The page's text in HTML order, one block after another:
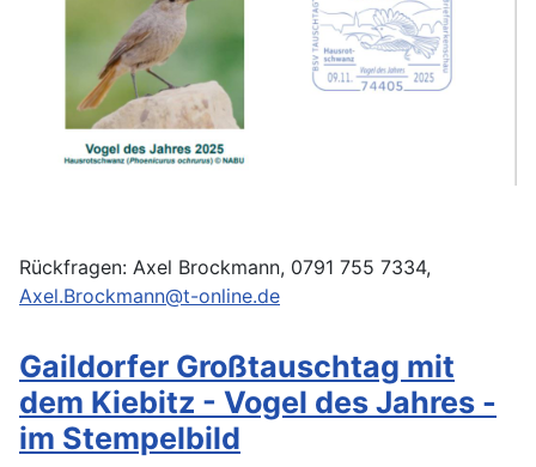
Rückfragen: Axel Brockmann, 0791 755 7334,
Axel.Brockmann@t-online.de
Gaildorfer Großtauschtag mit
dem Kiebitz - Vogel des Jahres -
im Stempelbild